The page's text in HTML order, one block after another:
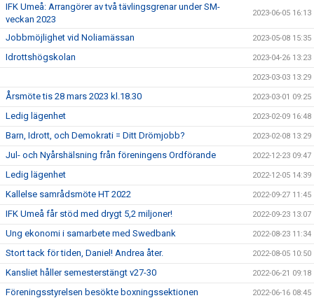
IFK Umeå: Arrangörer av två tävlingsgrenar under SM-
veckan 2023
2023-06-05 16:13
Jobbmöjlighet vid Noliamässan 2023-05-08 15:35
Idrottshögskolan 2023-04-26 13:23
2023-03-03 13:29
Årsmöte tis 28 mars 2023 kl.18.30 2023-03-01 09:25
Ledig lägenhet 2023-02-09 16:48
Barn, Idrott, och Demokrati = Ditt Drömjobb? 2023-02-08 13:29
Jul- och Nyårshälsning från föreningens Ordförande 2022-12-23 09:47
Ledig lägenhet 2022-12-05 14:39
Kallelse samrådsmöte HT 2022 2022-09-27 11:45
IFK Umeå får stöd med drygt 5,2 miljoner! 2022-09-23 13:07
Ung ekonomi i samarbete med Swedbank 2022-08-23 11:34
Stort tack för tiden, Daniel! Andrea åter. 2022-08-05 10:50
Kansliet håller semesterstängt v27-30 2022-06-21 09:18
Föreningsstyrelsen besökte boxningssektionen 2022-06-16 08:45